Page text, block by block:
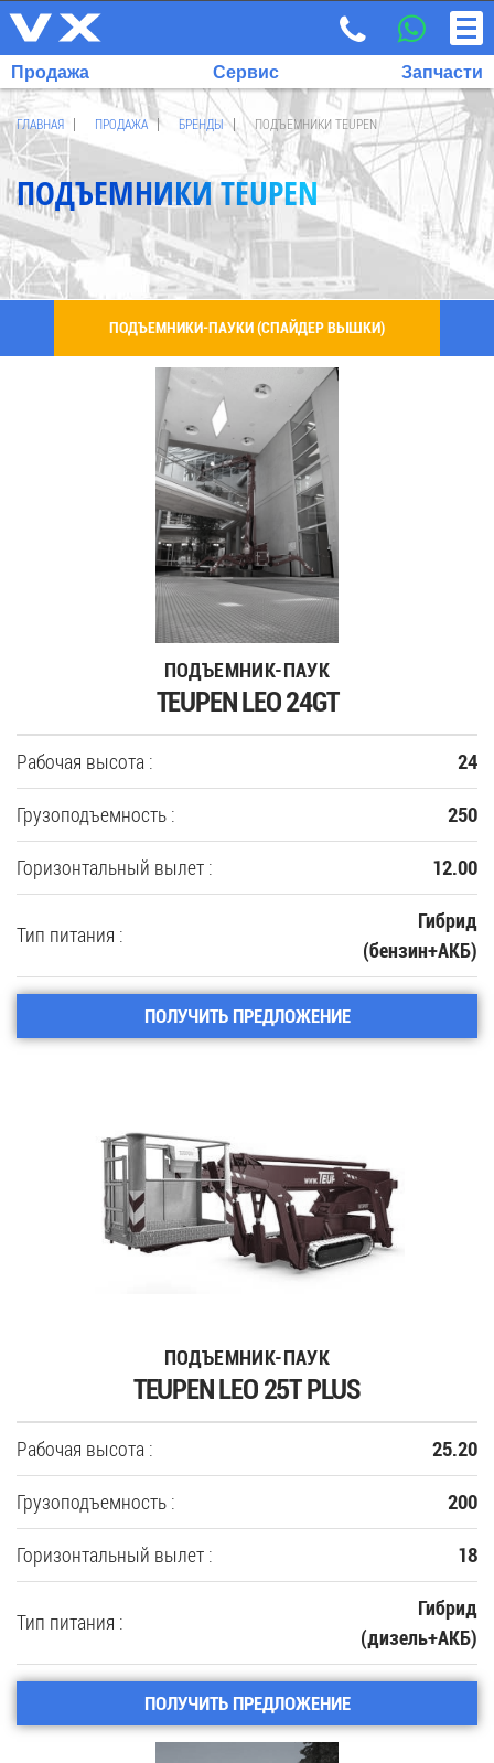
ВЫБРАННЫЙ
ЯЗЫК:
RU
EN
7
Сервис
Запчасти
Контакты
Продажа Сервис Запчасти
ГЛАВНАЯ ПРОДАЖА БРЕНДЫ ПОДЪЕМНИКИ TEUPEN
ПОДЪЕМНИКИ TEUPEN
ПОДЪЕМНИКИ-ПАУКИ (СПАЙДЕР ВЫШКИ)
ПОДЪЕМНИК-ПАУК
TEUPEN LEO 24GT
Рабочая высота : 24
Грузоподъемность : 250
Горизонтальный вылет : 12.00
Тип питания :
Гибрид
(бензин+АКБ)
ПОЛУЧИТЬ ПРЕДЛОЖЕНИЕ
ПОДЪЕМНИК-ПАУК
TEUPEN LEO 25T PLUS
Рабочая высота : 25.20
Грузоподъемность : 200
Горизонтальный вылет : 18
Тип питания :
Гибрид
(дизель+АКБ)
ПОЛУЧИТЬ ПРЕДЛОЖЕНИЕ